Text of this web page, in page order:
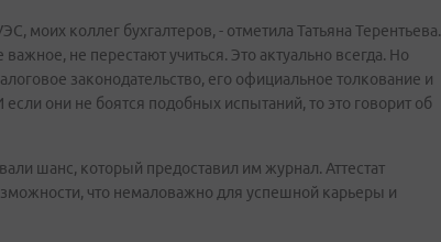
моих коллег бухгалтеров, - отметила Татьяна Терентьева.
не перестают учиться. Это актуально всегда. Но
законодательство, его официальное толкование и
они не боятся подобных испытаний, то это говорит об
шанс, который предоставил им журнал. Аттестат
что немаловажно для успешной карьеры и